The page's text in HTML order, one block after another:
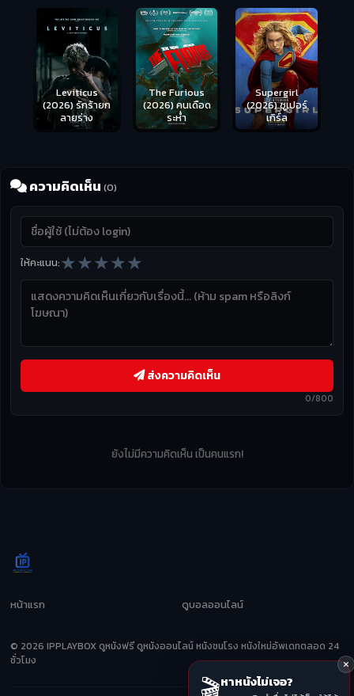
Leviticus
(2026) รักร้ายก
ลายร่าง
The Furious
(2026) คนเดือด
ระห่ำ
Supergirl
(2026) ซูเปอร์
เกิร์ล
ความคิดเห็น (0)
ให้คะแนน:★★★★★
0/800
ส่งความคิดเห็น
ยังไม่มีความคิดเห็น เป็นคนแรก!
หน้าแรก ดูบอลออนไลน์
© 2026 IPPLAYBOX ดูหนังฟรี ดูหนังออนไลน์ หนังชนโรง หนังใหม่อัพเดทตลอด 24
ชั่วโมง
หาหนังไม่เจอ?